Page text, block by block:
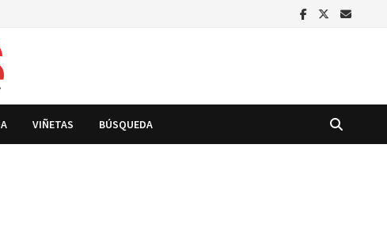
VIÑETAS BÚSQUEDA